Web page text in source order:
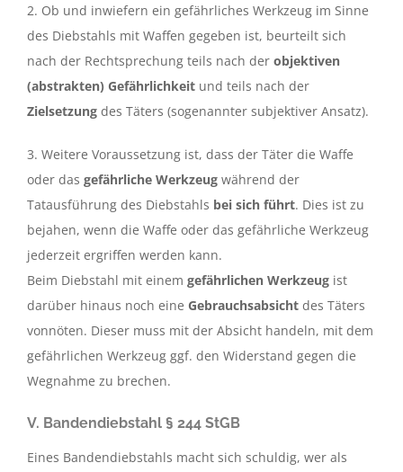
2. Ob und inwiefern ein gefährliches Werkzeug im Sinne
des Diebstahls mit Waffen gegeben ist, beurteilt sich
nach der Rechtsprechung teils nach der objektiven
(abstrakten) Gefährlichkeit und teils nach der
Zielsetzung des Täters (sogenannter subjektiver Ansatz).
3. Weitere Voraussetzung ist, dass der Täter die Waffe
oder das gefährliche Werkzeug während der
Tatausführung des Diebstahls bei sich führt. Dies ist zu
bejahen, wenn die Waffe oder das gefährliche Werkzeug
jederzeit ergriffen werden kann.
Beim Diebstahl mit einem gefährlichen Werkzeug ist
darüber hinaus noch eine Gebrauchsabsicht des Täters
vonnöten. Dieser muss mit der Absicht handeln, mit dem
gefährlichen Werkzeug ggf. den Widerstand gegen die
Wegnahme zu brechen.
V. Bandendiebstahl § 244 StGB
Eines Bandendiebstahls macht sich schuldig, wer als